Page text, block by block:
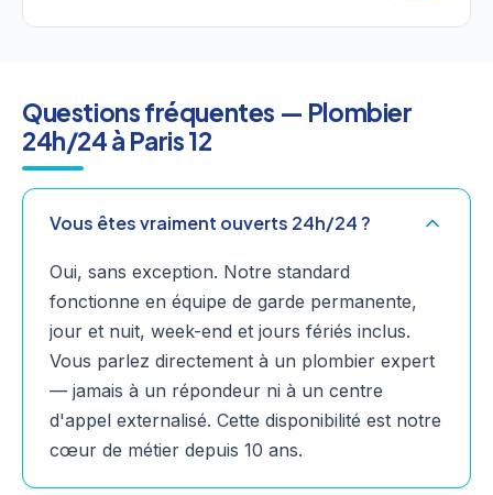
Questions fréquentes — Plombier
24h/24 à Paris 12
Vous êtes vraiment ouverts 24h/24 ?
Oui, sans exception. Notre standard
fonctionne en équipe de garde permanente,
jour et nuit, week-end et jours fériés inclus.
Vous parlez directement à un plombier expert
— jamais à un répondeur ni à un centre
d'appel externalisé. Cette disponibilité est notre
cœur de métier depuis 10 ans.